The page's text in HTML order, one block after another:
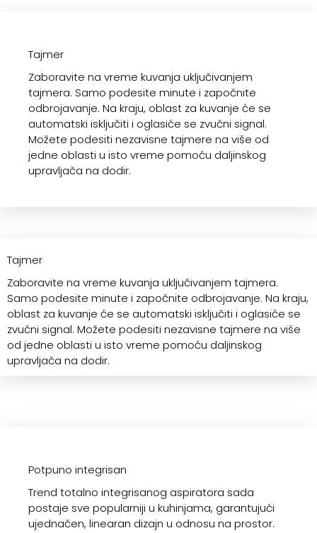
Tajmer
Zaboravite na vreme kuvanja uključivanjem
tajmera. Samo podesite minute i započnite
odbrojavanje. Na kraju, oblast za kuvanje će se
automatski isključiti i oglasiće se zvučni signal.
Možete podesiti nezavisne tajmere na više od
jedne oblasti u isto vreme pomoću daljinskog
upravljača na dodir.
Tajmer
Zaboravite na vreme kuvanja uključivanjem tajmera.
Samo podesite minute i započnite odbrojavanje. Na kraju,
oblast za kuvanje će se automatski isključiti i oglasiće se
zvučni signal. Možete podesiti nezavisne tajmere na više
od jedne oblasti u isto vreme pomoću daljinskog
upravljača na dodir.
Potpuno integrisan
Trend totalno integrisanog aspiratora sada
postaje sve popularniji u kuhinjama, garantujući
ujednačen, linearan dizajn u odnosu na prostor.